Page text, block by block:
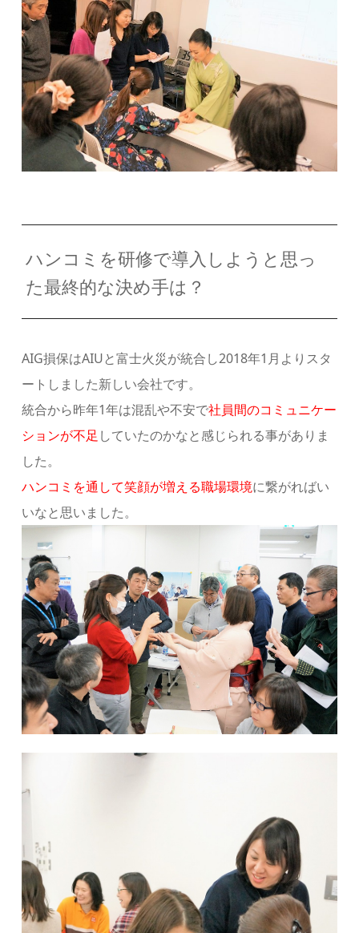
ハンコミを研修で導入しようと思っ
た最終的な決め手は？
AIG損保はAIUと富士火災が統合し2018年1月よりスタ
ートしました新しい会社です。
統合から昨年1年は混乱や不安で社員間のコミュニケー
ションが不足 していたのかなと感じられる事がありま
した。
ハンコミを通して笑顔が増える職場環境に繋がればい
いなと思いました。